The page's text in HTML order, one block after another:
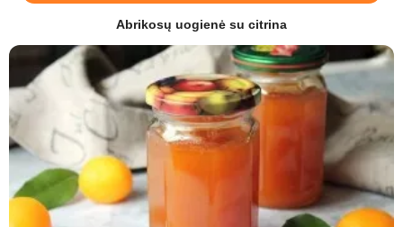
Abrikosų uogienė su citrina